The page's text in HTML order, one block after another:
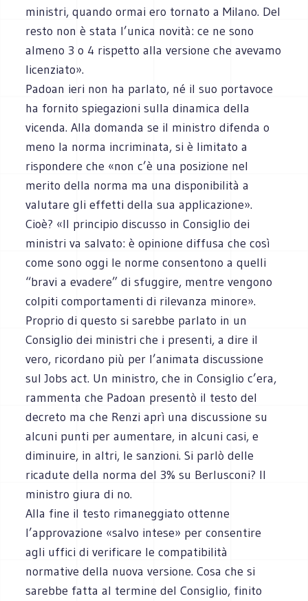
ministri, quando ormai ero tornato a Milano. Del
resto non è stata l’unica novità: ce ne sono
almeno 3 o 4 rispetto alla versione che avevamo
licenziato».
Padoan ieri non ha parlato, né il suo portavoce
ha fornito spiegazioni sulla dinamica della
vicenda. Alla domanda se il ministro difenda o
meno la norma incriminata, si è limitato a
rispondere che «non c’è una posizione nel
merito della norma ma una disponibilità a
valutare gli effetti della sua applicazione».
Cioè? «Il principio discusso in Consiglio dei
ministri va salvato: è opinione diffusa che così
come sono oggi le norme consentono a quelli
“bravi a evadere” di sfuggire, mentre vengono
colpiti comportamenti di rilevanza minore».
Proprio di questo si sarebbe parlato in un
Consiglio dei ministri che i presenti, a dire il
vero, ricordano più per l’animata discussione
sul Jobs act. Un ministro, che in Consiglio c’era,
rammenta che Padoan presentò il testo del
decreto ma che Renzi aprì una discussione su
alcuni punti per aumentare, in alcuni casi, e
diminuire, in altri, le sanzioni. Si parlò delle
ricadute della norma del 3% su Berlusconi? Il
ministro giura di no.
Alla fine il testo rimaneggiato ottenne
l’approvazione «salvo intese» per consentire
agli uffici di verificare le compatibilità
normative della nuova versione. Cosa che si
sarebbe fatta al termine del Consiglio, finito